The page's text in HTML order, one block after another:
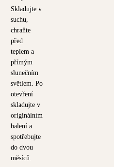
Skladujte v
suchu,
chraňte
před
teplem a
přímým
slunečním
světlem. Po
otevření
skladujte v
originálním
balení a
spotřebujte
do dvou
měsíců.